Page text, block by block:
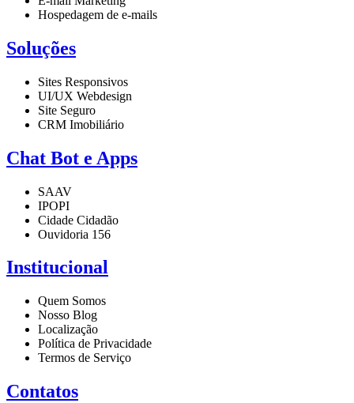
Hospedagem de e-mails
Soluções
Sites Responsivos
UI/UX Webdesign
Site Seguro
CRM Imobiliário
Chat Bot e Apps
SAAV
IPOPI
Cidade Cidadão
Ouvidoria 156
Institucional
Quem Somos
Nosso Blog
Localização
Política de Privacidade
Termos de Serviço
Contatos